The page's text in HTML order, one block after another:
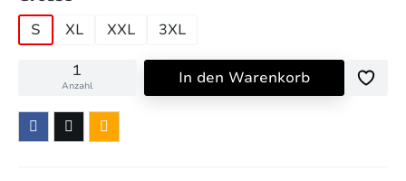
S
XL XXL 3XL
Anzahl In den Warenkorb